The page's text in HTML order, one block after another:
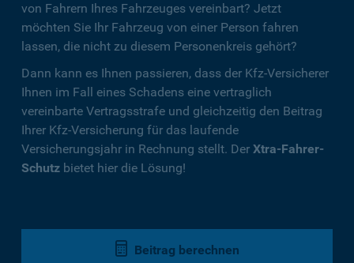
von Fahrern Ihres Fahrzeuges vereinbart? Jetzt
möchten Sie Ihr Fahrzeug von einer Person fahren
lassen, die nicht zu diesem Personenkreis gehört?
Dann kann es Ihnen passieren, dass der Kfz-Versicherer
Ihnen im Fall eines Schadens eine vertraglich
vereinbarte Vertragsstrafe und gleichzeitig den Beitrag
Ihrer Kfz-Versicherung für das laufende
Versicherungsjahr in Rechnung stellt. Der Xtra-Fahrer-
Schutz bietet hier die Lösung!
Beitrag berechnen